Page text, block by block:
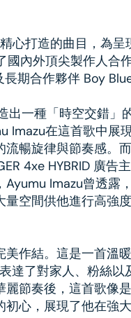
心打造的曲目，為
國內外頂尖製作人合
期合作夥伴 Boy Blue
出一種「時空交錯」
Imazu在這首歌中展
暢旋律與節奏感。
4xe HYBRID 廣告
Imazu曾透露
空間供他進行高強
作結。這是一首溫
達了對家人、粉絲以
節奏後，這首歌像
心，展現了他在強